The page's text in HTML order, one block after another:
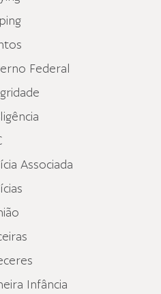
Federal
Associada
Infância